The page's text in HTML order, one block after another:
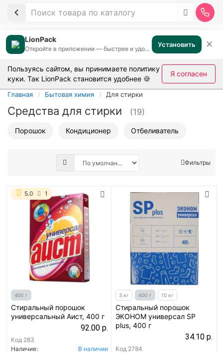
LionPack
Откройте в приложении — быстрее и удобнее Установить ✕
Пользуясь сайтом, вы принимаете политику
куки. Так LionPack становится удобнее 🍪
Я согласен
Главная Бытовая химия Для стирки
Средства для стирки (19)
Порошок Кондиционер Отбеливатель
Фильтры
5.0 1
400 г
Стиральный порошок
универсальный Аист, 400 г
92.00 р.
Код 283
Наличие:
В наличии
3 кг 400 г 10 кг
Стиральный порошок
ЭКОНОМ универсал SP
plus, 400 г
34.10 р.
Код 2784